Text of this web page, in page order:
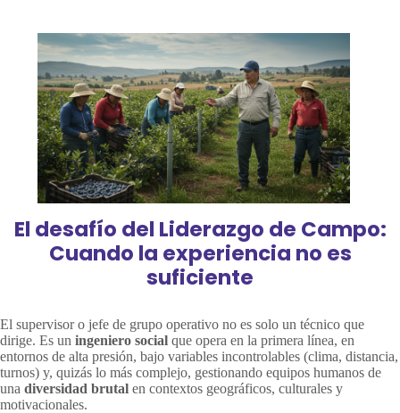
content
El desafío del Liderazgo de Campo:
Cuando la experiencia no es
suficiente
El supervisor o jefe de grupo operativo no es solo un técnico que
dirige. Es un ingeniero social que opera en la primera línea, en
entornos de alta presión, bajo variables incontrolables (clima, distancia,
turnos) y, quizás lo más complejo, gestionando equipos humanos de
una diversidad brutal en contextos geográficos, culturales y
motivacionales.